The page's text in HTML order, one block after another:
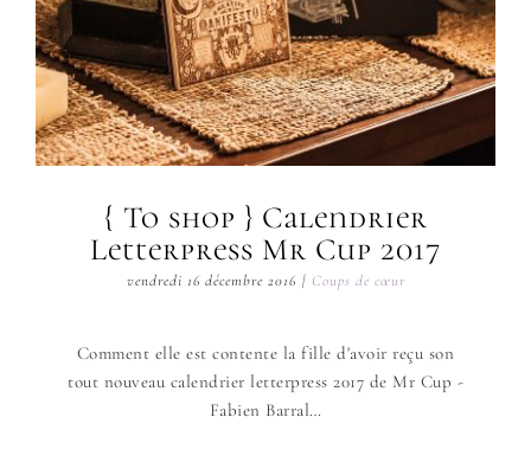
{ To shop } Calendrier
Letterpress Mr Cup 2017
vendredi 16 décembre 2016 | Coups de cœur
Comment elle est contente la fille d'avoir reçu son
tout nouveau calendrier letterpress 2017 de Mr Cup -
Fabien Barral…